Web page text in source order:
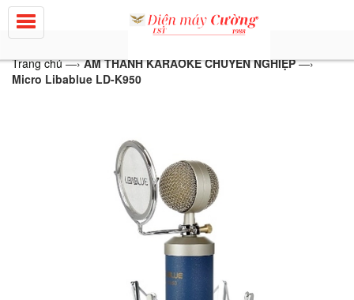
Trang chủ—› ÂM THANH KARAOKE CHUYÊN NGHIỆP—›
Micro Libablue LD-K950